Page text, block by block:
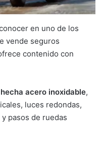
en uno de los
vende seguros
contenido con
acero inoxidable,
luces redondas,
pasos de ruedas